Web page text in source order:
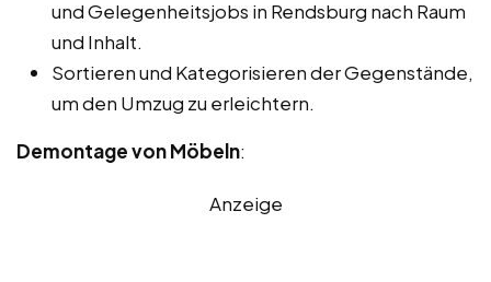
und Gelegenheitsjobs in Rendsburg nach Raum
und Inhalt.
Sortieren und Kategorisieren der Gegenstände,
um den Umzug zu erleichtern.
Demontage von Möbeln:
Anzeige